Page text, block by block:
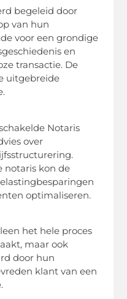
begeleid door
van hun
voor een grondige
en
transactie. De
uitgebreide
Notaris
over
notaris kon de
optimaliseren.
het hele proces
maar ook
door hun
klant van een